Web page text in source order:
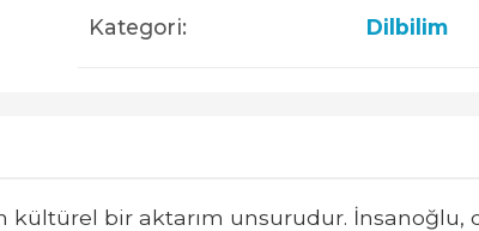
Kategori: Dilbilim
kültürel bir aktarım unsurudur.